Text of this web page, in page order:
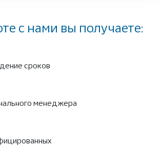
с нами вы получаете:
сроков
менеджера